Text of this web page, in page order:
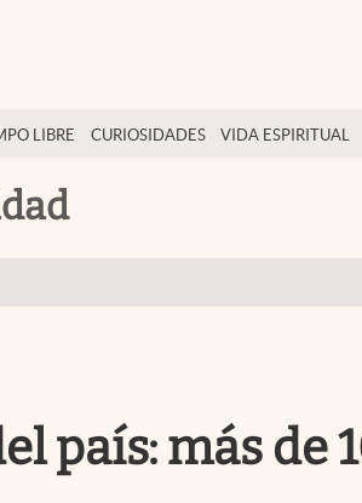
LIBRE CURIOSIDADES VIDA ESPIRITUAL
país: más de